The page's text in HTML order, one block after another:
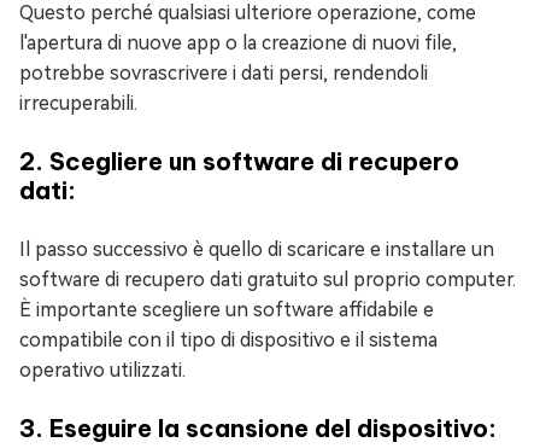
Questo perché qualsiasi ulteriore operazione, come
l'apertura di nuove app o la creazione di nuovi file,
potrebbe sovrascrivere i dati persi, rendendoli
irrecuperabili.
2. Scegliere un software di recupero
dati:
Il passo successivo è quello di scaricare e installare un
software di recupero dati gratuito sul proprio computer.
È importante scegliere un software affidabile e
compatibile con il tipo di dispositivo e il sistema
operativo utilizzati.
3. Eseguire la scansione del dispositivo: